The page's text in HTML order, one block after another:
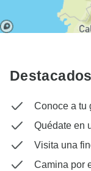
Destacados
Conoce a tu
Quédate en
Visita una
Camina por